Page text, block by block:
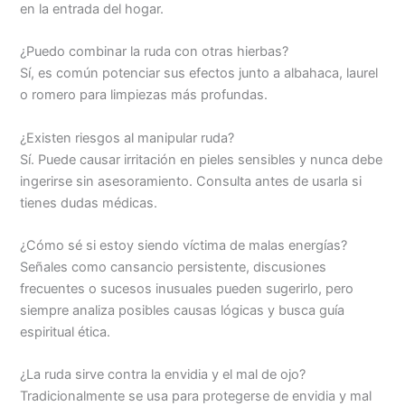
en la entrada del hogar.
¿Puedo combinar la ruda con otras hierbas?
Sí, es común potenciar sus efectos junto a albahaca, laurel
o romero para limpiezas más profundas.
¿Existen riesgos al manipular ruda?
Sí. Puede causar irritación en pieles sensibles y nunca debe
ingerirse sin asesoramiento. Consulta antes de usarla si
tienes dudas médicas.
¿Cómo sé si estoy siendo víctima de malas energías?
Señales como cansancio persistente, discusiones
frecuentes o sucesos inusuales pueden sugerirlo, pero
siempre analiza posibles causas lógicas y busca guía
espiritual ética.
¿La ruda sirve contra la envidia y el mal de ojo?
Tradicionalmente se usa para protegerse de envidia y mal